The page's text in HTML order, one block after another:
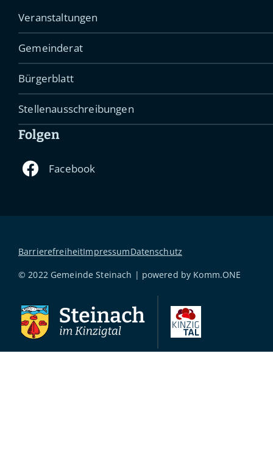
Veranstaltungen
Gemeinderat
Bürgerblatt
Stellenausschreibungen
Folgen
BarrierefreiheitImpressumDatenschutz
© 2022 Gemeinde Steinach | powered by Komm.ONE